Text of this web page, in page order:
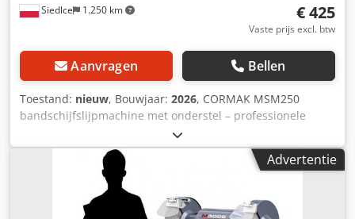
Siedlce 1.250 km € 425
Vaste prijs excl. btw
Aanvragen Bellen
Toestand: nieuw, Bouwjaar: 2026, CORMAK MSM250
bandschijfslijpmachine met onderstel – professionele
machine voor veelzijdige toepassingen De multifunctionele
bandschijfslijpmachine CORMAK MSM250 is een moderne
en efficiënte gecombineerde bandschijfslijpmachine,
ontworpen voor industriële, werkplaats- en
houtbewerkingsdoeleinden. Dankzij de combinatie van
band- en schijffuncties biedt het toestel maximale
Advertentie